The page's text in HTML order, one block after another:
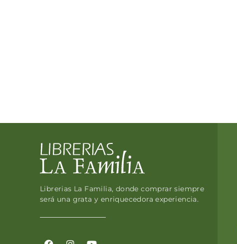
Librerias La Familia, donde comprar siempre
será una grata y enriquecedora experiencia.